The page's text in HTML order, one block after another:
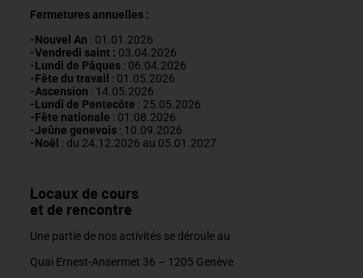
Fermetures annuelles :
-Nouvel An : 01.01.2026
-Vendredi saint : 03.04.2026
-Lundi de Pâques: 06.04.2026
-Fête du travail : 01 .05.2026
-Ascension : 14.05.2026
-Lundi de Pentecôte : 25.05.2026
-Fête nationale : 01.08.2026
-Jeûne genevois: 10.09.2026
-Noël : du 24.12.2026 au 05.01.2027
Locaux de cours
et de rencontre
Une partie de nos activités se déroule au
Quai Ernest-Ansermet 36 – 1205 Genève